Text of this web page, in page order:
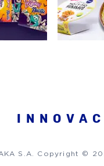
S.A. Copyright ©